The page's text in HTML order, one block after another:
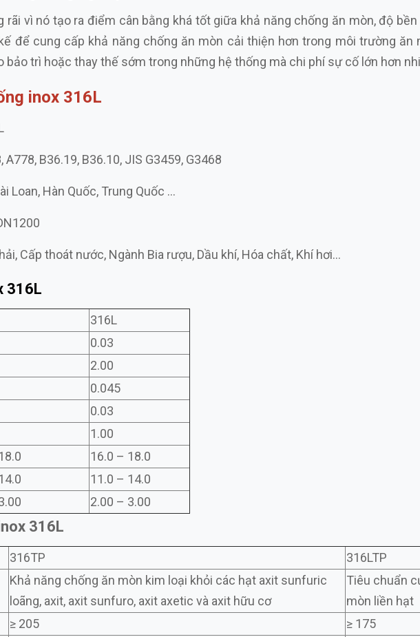
rãi vì nó tạo ra điểm cân bằng khá tốt giữa khả năng chống ăn mòn, độ
để cung cấp khả năng chống ăn mòn cải thiện hơn trong môi trường
bảo trì hoặc thay thế sớm trong những hệ thống mà chi phí sự cố lớn hơn
inox 316L
A778, B36.19, B36.10, JIS G3459, G3468
Loan, Hàn Quốc, Trung Quốc …
Cấp thoát nước, Ngành Bia rượu, Dầu khí, Hóa chất, Khí hơi…
316L
316L
0.03
2.00
0.045
0.03
1.00
16.0 – 18.0
11.0 – 14.0
2.00 – 3.00
316L
316TP 316LTP
Khả năng chống ăn mòn kim loại khỏi các hạt axit sunfuric
loãng, axit, axit sunfuro, axit axetic và axit hữu cơ
Tiêu chuẩn
mòn liền hạt
≥ 205 ≥ 175